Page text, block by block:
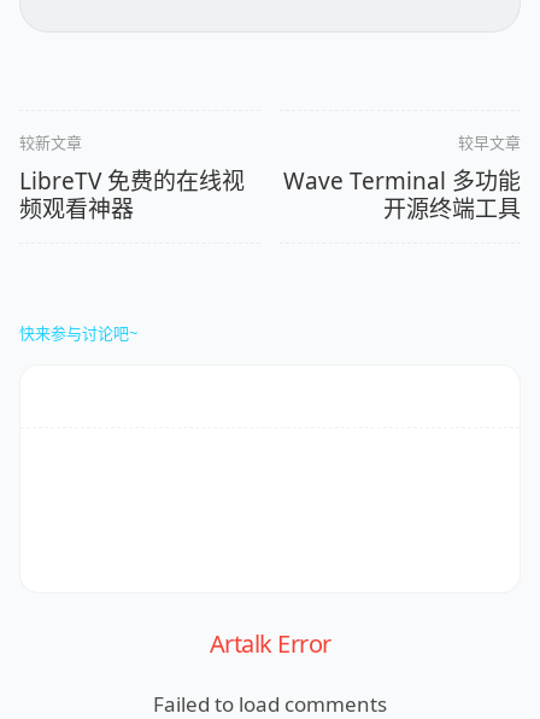
较新文章
LibreTV 免费的在线视
频观看神器
较早文章
Wave Terminal 多功能
开源终端工具
快来参与讨论吧~
Artalk Error
Failed to load comments